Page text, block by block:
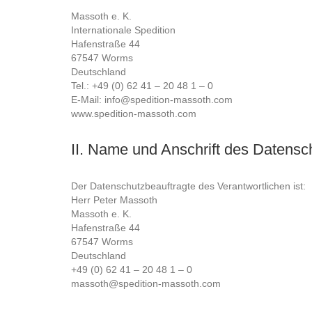
Massoth e. K.
Internationale Spedition
Hafenstraße 44
67547 Worms
Deutschland
Tel.: +49 (0) 62 41 – 20 48 1 – 0
E-Mail: info@spedition-massoth.com
www.spedition-massoth.com
II. Name und Anschrift des
Der Datenschutzbeauftragte des Verantwortlichen ist:
Herr Peter Massoth
Massoth e. K.
Hafenstraße 44
67547 Worms
Deutschland
+49 (0) 62 41 – 20 48 1 – 0
massoth@spedition-massoth.com